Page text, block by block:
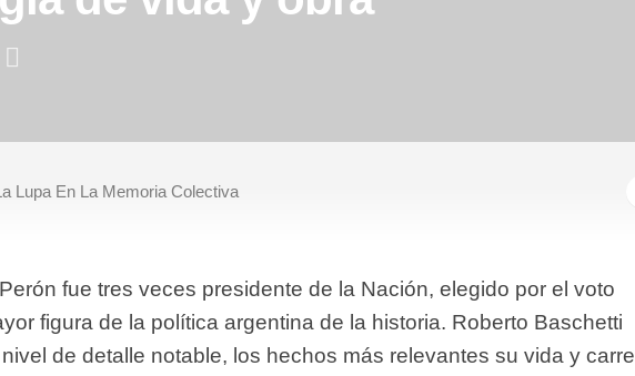
Lupa En La Memoria Colectiva
fue tres veces presidente de la Nación, elegido por el voto
figura de la política argentina de la historia. Roberto Baschetti
de detalle notable, los hechos más relevantes su vida y